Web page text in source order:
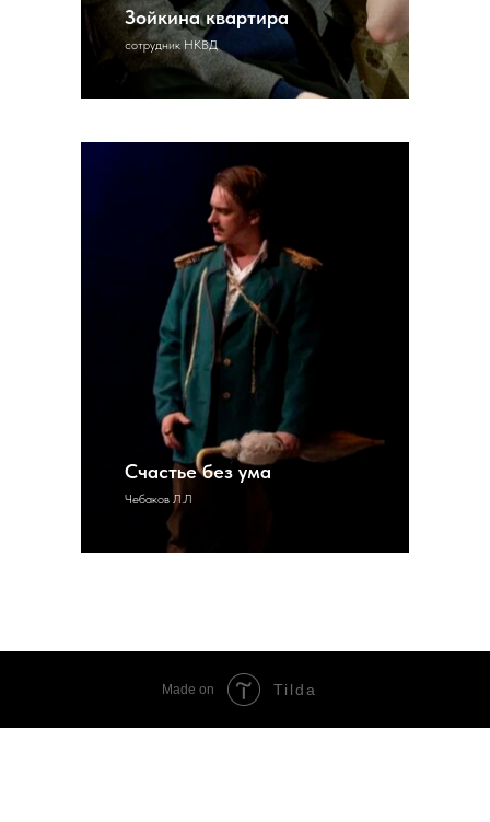
Зойкина квартира
сотрудник НКВД
Счастье без ума
Чебаков Л.Л
Made on Tilda